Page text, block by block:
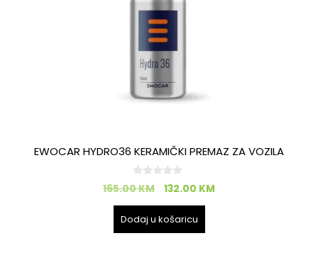
EWOCAR HYDRO36 KERAMIČKI PREMAZ ZA VOZILA
0
o
165.00KM 132.00 KM
Dodaj u košaricu